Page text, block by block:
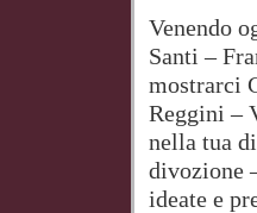
Venendo
Santi –
mostrarci
Reggini –
nella tua
divozione
ideate e